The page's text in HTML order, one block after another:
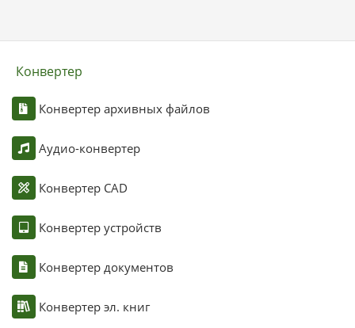
Конвертер
Конвертер архивных файлов
Аудио-конвертер
Конвертер CAD
Конвертер устройств
Конвертер документов
Конвертер эл. книг